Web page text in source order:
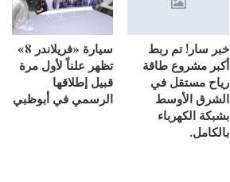
خبر سار! تم ربط
أكبر مشروع طاقة
رياح مستقل في
الشرق الأوسط
بشبكة الكهرباء
بالكامل.
سيارة «فريلاندر 8»
تظهر علناً لأول مرة
قبيل إطلاقها
الرسمي في أبوظبي